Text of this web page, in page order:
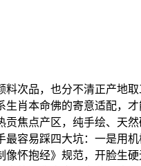
品，也分不清正产地取
肖本命佛的寄意适配，
焦点产区，纯手绘、天
容易踩四大坑：一是用
怀抱经》规范，开脸生